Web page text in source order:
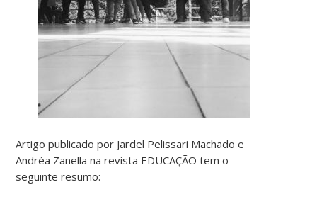
Artigo publicado por Jardel Pelissari Machado e
Andréa Zanella na revista EDUCAÇÃO tem o
seguinte resumo: